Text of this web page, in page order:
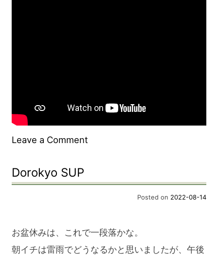
Leave a Comment
Dorokyo SUP
Posted on 2022-08-14
お盆休みは、これで一段落かな。
朝イチは雷雨でどうなるかと思いましたが、午後